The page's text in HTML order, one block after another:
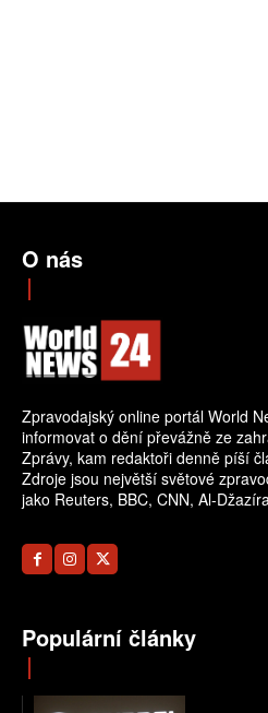
O nás
Zpravodajský online portál World
informovat o dění převážně ze
Zprávy, kam redaktoři denně píší
Zdroje jsou největší světové
jako Reuters, BBC, CNN, Al-
Populární články